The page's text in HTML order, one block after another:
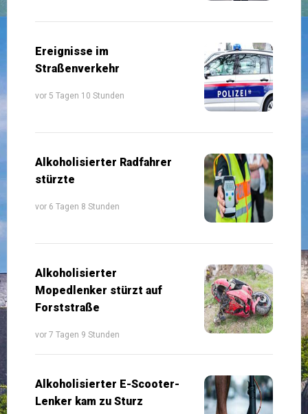
Ereignisse im
Straßenverkehr
vor 5 Tagen 10 Stunden
Alkoholisierter Radfahrer
stürzte
vor 6 Tagen 8 Stunden
Alkoholisierter
Mopedlenker stürzt auf
Forststraße
vor 7 Tagen 9 Stunden
Alkoholisierter E-Scooter-
Lenker kam zu Sturz